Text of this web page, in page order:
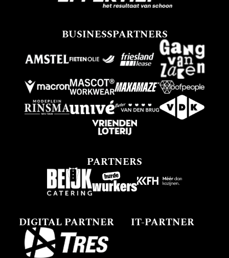
BUSINESSPARTNERS
PARTNERS
DIGITAL PARTNER IT-PARTNER